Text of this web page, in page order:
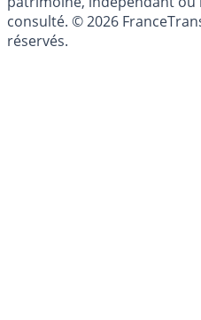
consulté. © 2026
réservés.